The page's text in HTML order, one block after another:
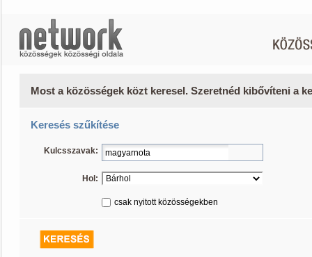
Most a közösségek közt keresel. Szeretnéd kibővíteni a
Keresés szűkítése
Kulcsszavak:
Hol:
csak nyitott közösségekben